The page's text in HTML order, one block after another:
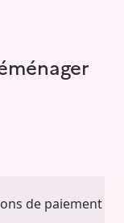
de paiement